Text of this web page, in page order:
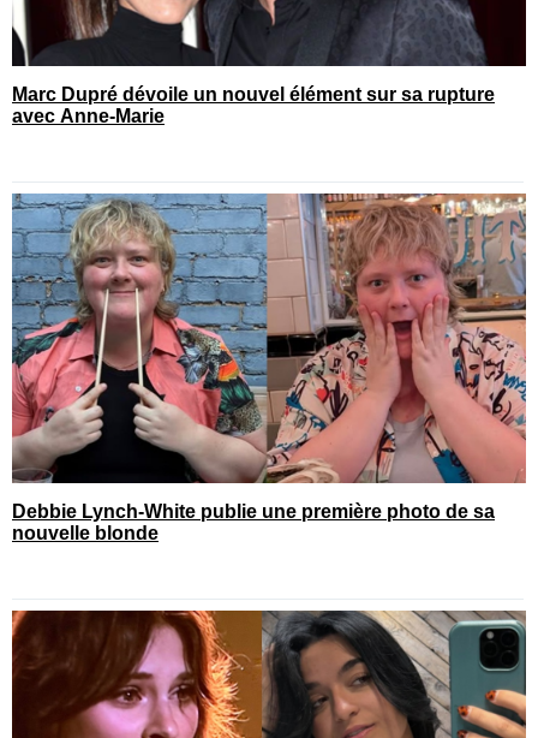
Marc Dupré dévoile un nouvel élément sur sa rupture
avec Anne-Marie
Debbie Lynch-White publie une première photo de sa
nouvelle blonde